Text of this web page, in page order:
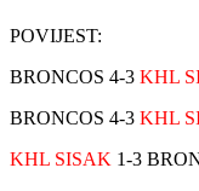
POVIJEST:
BRONCOS 4-3 KHL
BRONCOS 4-3 KHL
KHL SISAK 1-3